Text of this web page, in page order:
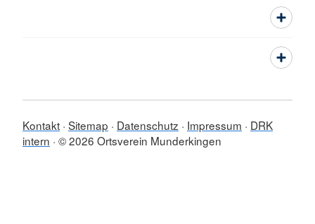
Kontakt Sitemap Datenschutz Impressum
DRK
intern © 2026 Ortsverein Munderkingen